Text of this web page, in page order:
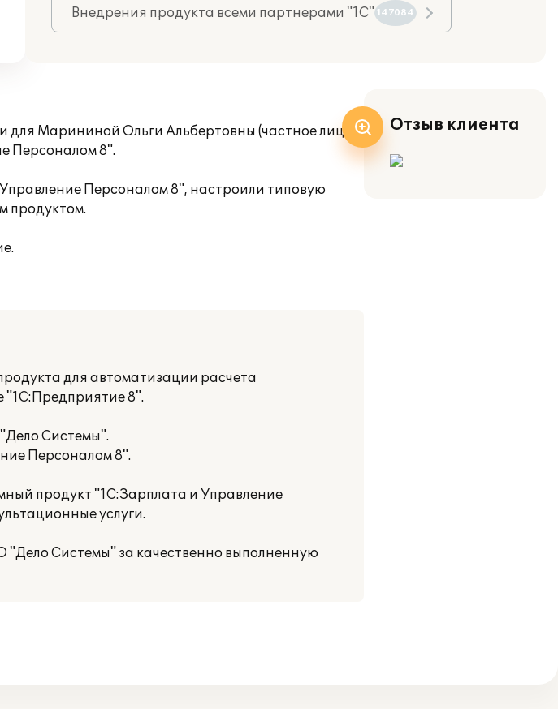
Внедрения продукта всеми партнерами "1С" 147084
для Марининой Ольги Альбертовны (частное лицо)
Персоналом 8".
Персоналом 8", настроили типовую
продуктом.
для автоматизации расчета
"1С:Предприятие 8".
Системы".
Персоналом 8".
продукт "1С:Зарплата и Управление
услуги.
Системы" за качественно выполненную
Отзыв клиента